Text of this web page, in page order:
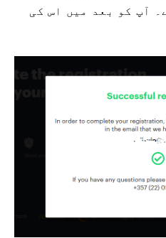
آپ کو بعد میں اس کی